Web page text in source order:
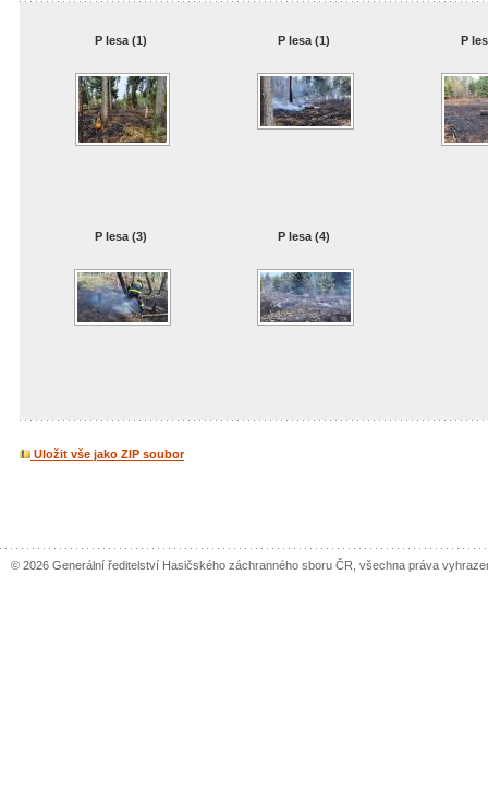
P lesa (1) P lesa (1) P
P lesa (3) P lesa (4)
Uložit vše jako ZIP soubor
© 2026 Generální ředitelství Hasičského záchranného sboru ČR, všechna práva